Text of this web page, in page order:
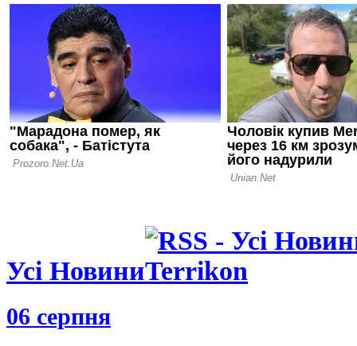
слабке
останніх
04.07.26 11:57
Срна:
втрачав
Усі Новини
06 серпня